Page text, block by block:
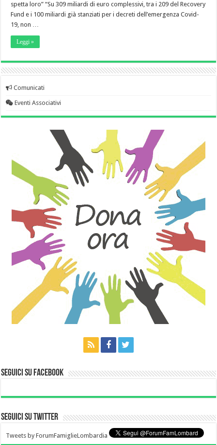
spetta loro” “Su 309 miliardi di euro complessivi, tra i 209 del Recovery
Fund e i 100 miliardi già stanziati per i decreti dell’emergenza Covid-
19, non …
Leggi »
Comunicati
Eventi Associativi
Seguici su Facebook
Seguici su Twitter
Tweets by ForumFamiglieLombardia